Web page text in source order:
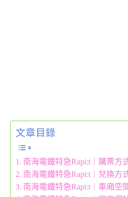
文章目錄
南海電鐵特急Rapi:t｜購票方
南海電鐵特急Rapi:t｜兌換方
南海電鐵特急Rapi:t｜車廂空